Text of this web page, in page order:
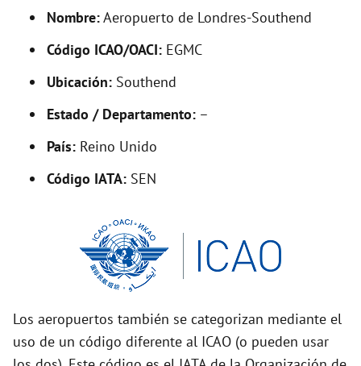
d
e
o
Nombre:Aeropuerto de Londres-Southend
Código ICAO/OACI: EGMC
Ubicación: Southend
Estado / Departamento: –
País: Reino Unido
Código IATA: SEN
Los aeropuertos también se categorizan mediante el
uso de un código diferente al ICAO (o pueden usar